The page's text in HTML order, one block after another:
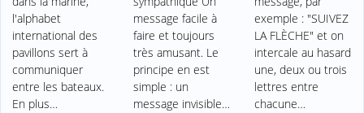
l'alphabet
international des
pavillons sert à
communiquer
entre les bateaux.
En plus…
message facile à
faire et toujours
très amusant. Le
principe en est
simple : un
message invisible…
exemple : "SUIVEZ
LA FLÈCHE" et on
intercale au hasard
une, deux ou trois
lettres entre
chacune…